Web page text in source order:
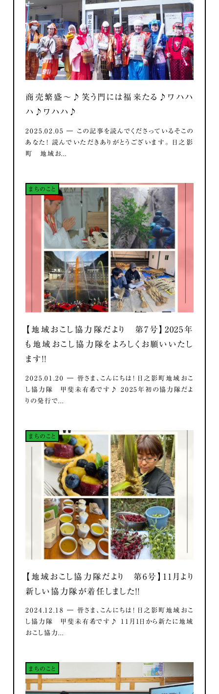
商売繁盛～♪笑う門には福来たる♪ワハハ
ハ♪ワハハ♪
2025.02.05 ― この記事を読んでくださっているそこの
あなた！ 読んでいただきありがとうございます。 日之影
町 地域お...
まちのこと
【地域おこし協力隊だより 第7号】2025年
も地域おこし協力隊をよろしくお願いいたし
ます！！
2025.01.20 ― 皆さま、こんにちは！ 日之影町地域おこ
し協力隊 甲斐未有希です♪ 2025年初の協力隊だよ
りの発行で...
まちのこと
【地域おこし協力隊だより 第6号】11月より
新しい協力隊が着任しました！！
2024.12.18 ― 皆さま、こんにちは！ 日之影町地域おこ
し協力隊 甲斐未有希です♪ 11月1日から新たに地域
おこし協力...
まちのこと